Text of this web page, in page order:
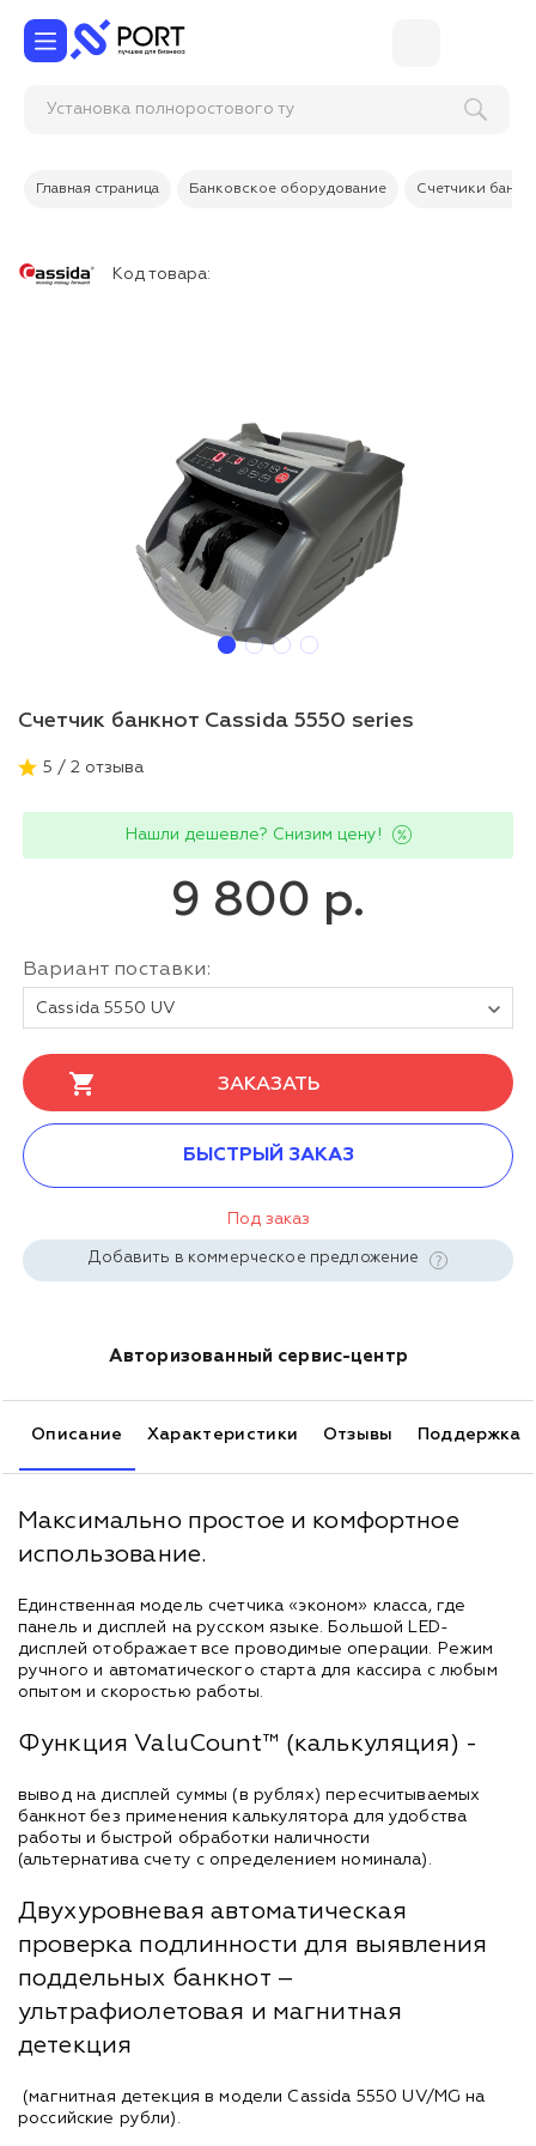
Установка полноростово
Главная страница Банковское оборудование Счетчики
Код товара:
Счетчик банкнот Cassida 5550 series
5 / 2 отзыва
Нашли дешевле? Снизим цену!
9 800 р.
Вариант поставки:
Cassida 5550 UV
ЗАКАЗАТЬ
БЫСТРЫЙ ЗАКАЗ
Под заказ
Добавить в коммерческое предложение
Авторизованный сервис-центр
Описание Характеристики Отзывы Поддержка
Максимально простое и комфортное
использование.
Единственная модель счетчика «эконом» класса, где
панель и дисплей на русском языке. Большой LED-
дисплей отображает все проводимые операции. Режим
ручного и автоматического старта для кассира с любым
опытом и скоростью работы.
Функция ValuCount™ (калькуляция) -
вывод на дисплей суммы (в рублях) пересчитываемых
банкнот без применения калькулятора для удобства
работы и быстрой обработки наличности
(альтернатива счету с определением номинала).
Двухуровневая автоматическая
проверка подлинности для выявления
поддельных банкнот –
ультрафиолетовая и магнитная
детекция
(магнитная детекция в модели Cassida 5550 UV/MG на
российские рубли).